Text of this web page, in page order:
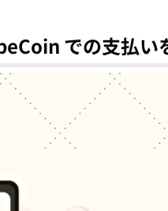
での支払い